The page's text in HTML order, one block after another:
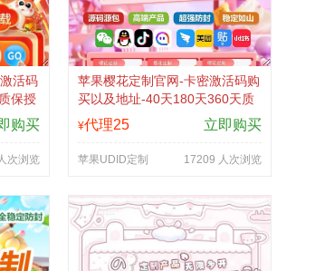
活码
保授
购买
次浏览
苹果樱花定制官网-卡密激活码购
买以及地址-40天180天360天质
保授权-不退换
¥代理25 立即购买
苹果UDID定制 17209 人次浏览